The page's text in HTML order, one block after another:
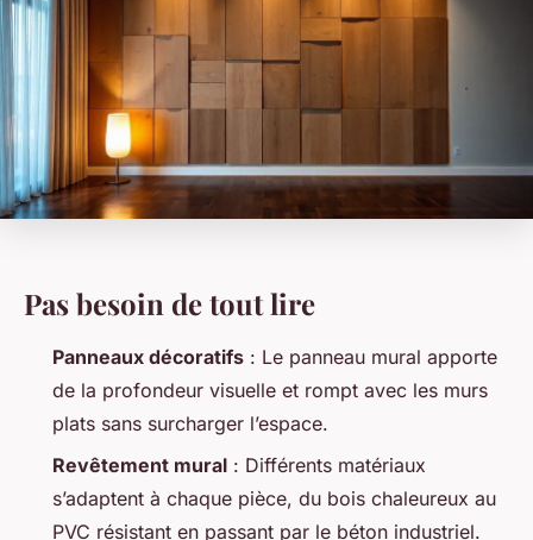
Pas besoin de tout lire
Panneaux décoratifs : Le panneau mural apporte
de la profondeur visuelle et rompt avec les murs
plats sans surcharger l’espace.
Revêtement mural : Différents matériaux
s’adaptent à chaque pièce, du bois chaleureux au
PVC résistant en passant par le béton industriel.